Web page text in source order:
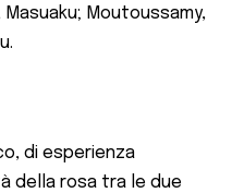
Masuaku; Moutoussamy,
di esperienza
della rosa tra le due